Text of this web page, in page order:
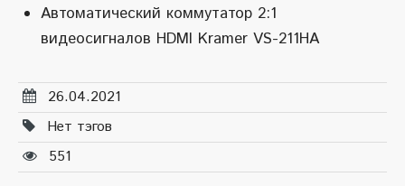
Автоматический коммутатор 2:1
видеосигналов HDMI Kramer VS-211HA
26.04.2021
Нет тэгов
551